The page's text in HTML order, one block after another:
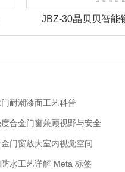
JBZ-30晶贝贝智能
耐潮漆面工艺科普
合金门窗兼顾视野与安全
门窗放大室内视觉空间
水工艺详解 Meta 标签